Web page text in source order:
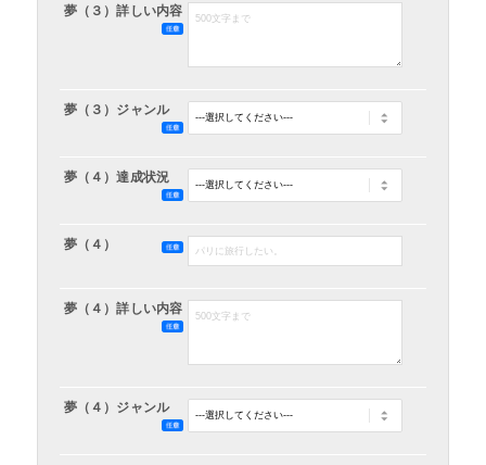
夢（３）詳しい内容
夢（３）ジャンル
夢（４）達成状況
夢（４）
夢（４）詳しい内容
夢（４）ジャンル